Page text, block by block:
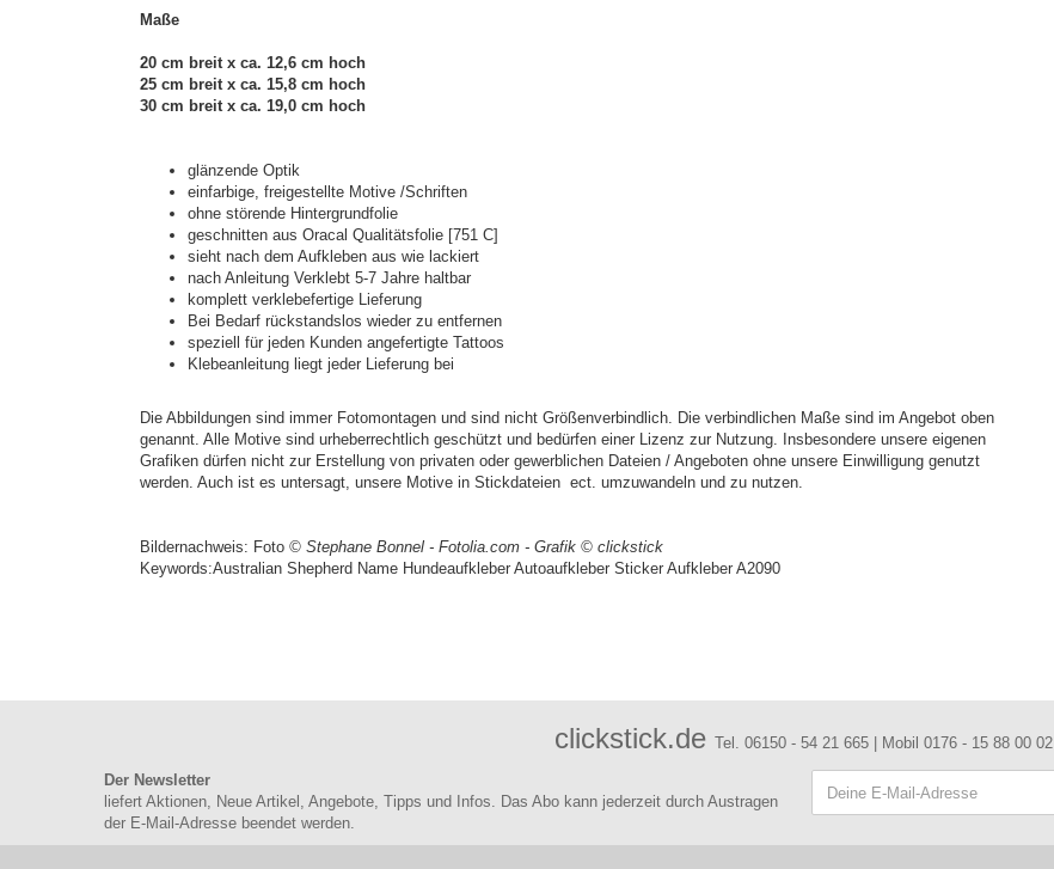
Maße
20 cm breit x ca. 12,6 cm hoch
25 cm breit x ca. 15,8 cm hoch
30 cm breit x ca. 19,0 cm hoch
glänzende Optik
einfarbige, freigestellte Motive /Schriften
ohne störende Hintergrundfolie
geschnitten aus Oracal Qualitätsfolie [751 C]
sieht nach dem Aufkleben aus wie lackiert
nach Anleitung Verklebt 5-7 Jahre haltbar
komplett verklebefertige Lieferung
Bei Bedarf rückstandslos wieder zu entfernen
speziell für jeden Kunden angefertigte Tattoos
Klebeanleitung liegt jeder Lieferung bei
Die Abbildungen sind immer Fotomontagen und sind nicht Größenverbindlich. Die verbindlichen Maße sind im Angebot oben
genannt. Alle Motive sind urheberrechtlich geschützt und bedürfen einer Lizenz zur Nutzung. Insbesondere unsere eigenen
Grafiken dürfen nicht zur Erstellung von privaten oder gewerblichen Dateien / Angeboten ohne unsere Einwilligung genutzt
werden. Auch ist es untersagt, unsere Motive in Stickdateien ect. umzuwandeln und zu nutzen.
Bildernachweis: Foto © Stephane Bonnel - Fotolia.com - Grafik © clickstick
Keywords:Australian Shepherd Name Hundeaufkleber Autoaufkleber Sticker Aufkleber A2090
clickstick.de Tel. 06150 - 54 21 665 | Mobil 0176 - 15 88 00 02
Der Newsletter
liefert Aktionen, Neue Artikel, Angebote, Tipps und Infos. Das Abo kann jederzeit durch Austragen
der E-Mail-Adresse beendet werden.